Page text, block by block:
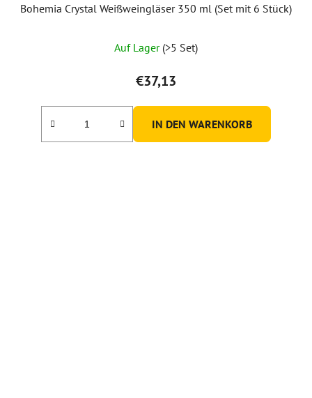
Bohemia Crystal Weißweingläser 350 ml (Set mit 6 Stück)
Auf Lager (>5 Set)
€37,13
IN DEN WARENKORB